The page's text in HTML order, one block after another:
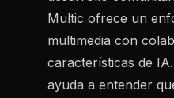
Multic ofrece un
multimedia con
características de
ayuda a entender